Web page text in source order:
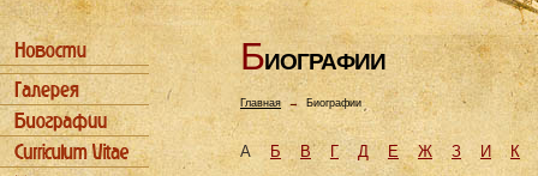
БИОГРАФИИ
Главная→ Биографии
АБ В Г Д Е Ж З И К